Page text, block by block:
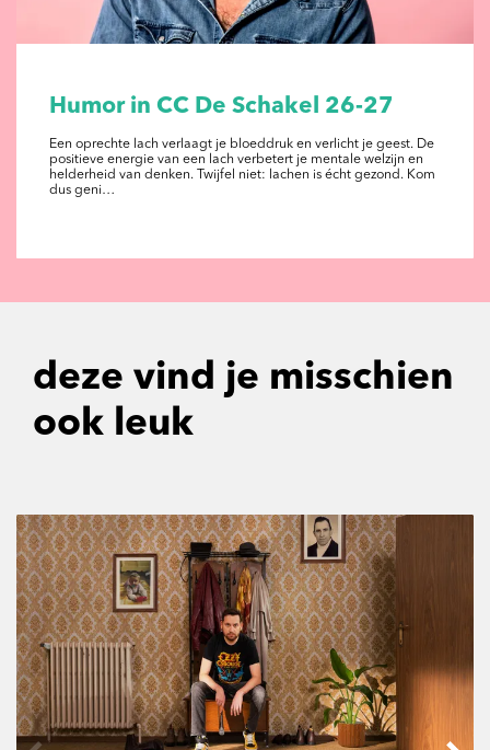
Humor in CC De Schakel 26-27
Een oprechte lach verlaagt je bloeddruk en verlicht je geest. De
positieve energie van een lach verbetert je mentale welzijn en
helderheid van denken. Twijfel niet: lachen is écht gezond. Kom
dus geni…
deze vind je misschien
ook leuk